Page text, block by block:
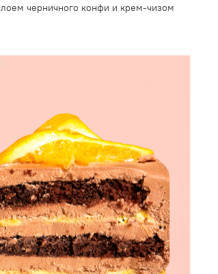
черничного конфи и крем-чизом